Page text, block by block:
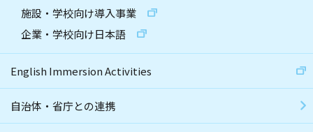
施設・学校向け導入事業
企業・学校向け日本語
English Immersion Activities
自治体・省庁との連携